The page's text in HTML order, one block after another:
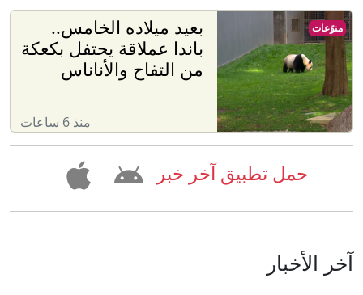
بعيد ميلاده الخامس..
باندا عملاقة يحتفل بكعكة
من التفاح والأناناس
منذ 6 ساعات
منوّعات
حمل تطبيق آخر خبر
آخر الأخبار